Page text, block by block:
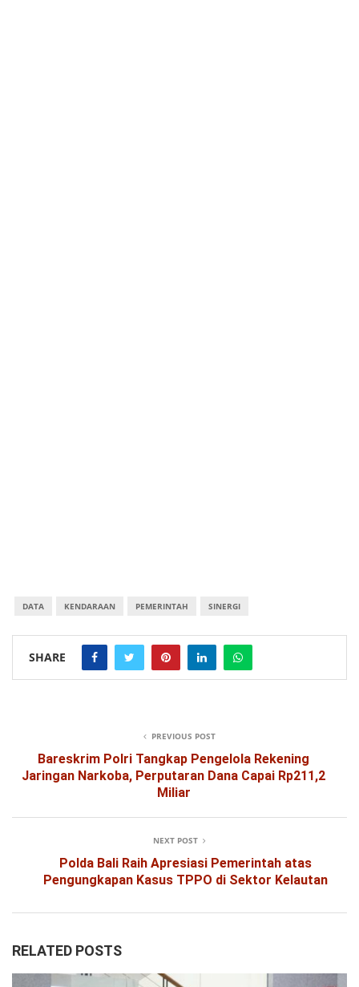
DATA KENDARAAN PEMERINTAH SINERGI
SHARE
PREVIOUS POST
Bareskrim Polri Tangkap Pengelola Rekening
Jaringan Narkoba, Perputaran Dana Capai Rp211,2
Miliar
NEXT POST
Polda Bali Raih Apresiasi Pemerintah atas
Pengungkapan Kasus TPPO di Sektor Kelautan
RELATED POSTS